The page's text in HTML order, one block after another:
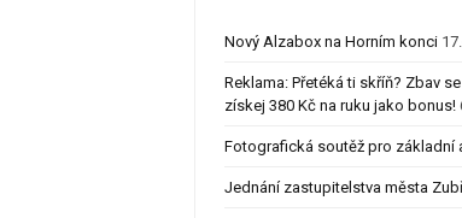
Nový Alzabox na Horním konci
Reklama: Přetéká ti skříň? Zbav
získej 380 Kč na ruku jako bonus!
Fotografická soutěž pro základní
Jednání zastupitelstva města